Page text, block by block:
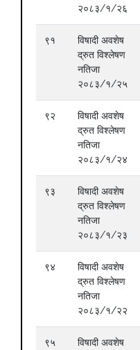
२०८३/१/२६
९१
विषादी अवशेष
द्रुत विश्लेषण
नतिजा
२०८३/१/२५
९२
विषादी अवशेष
द्रुत विश्लेषण
नतिजा
२०८३/१/२४
९३
विषादी अवशेष
द्रुत विश्लेषण
नतिजा
२०८३/१/२३
९४
विषादी अवशेष
द्रुत विश्लेषण
नतिजा
२०८३/१/२२
९५
विषादी अवशेष